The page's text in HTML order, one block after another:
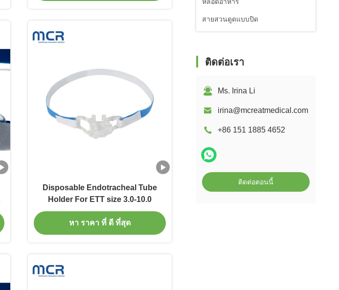
สายสวนดูดแบบปิด
ติดต่อเรา
Ms. Irina Li
irina@mcreatmedical.com
+86 151 1885 4652
ติดต่อตอนนี้
Disposable Endotracheal Tube
Holder For ETT size 3.0-10.0
หา ราคา ที่ ดี ที่สุด